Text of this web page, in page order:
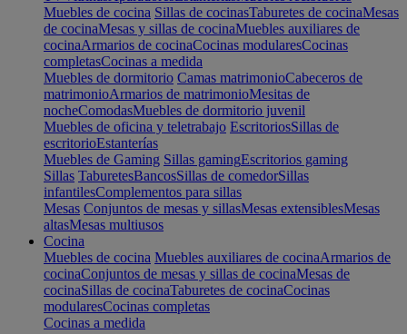
Muebles de cocina Sillas de cocinasTaburetes de cocinaMesas
de cocinaMesas y sillas de cocinaMuebles auxiliares de
cocinaArmarios de cocinaCocinas modularesCocinas
completasCocinas a medida
Muebles de dormitorio Camas matrimonioCabeceros de
matrimonioArmarios de matrimonioMesitas de
nocheComodasMuebles de dormitorio juvenil
Muebles de oficina y teletrabajo EscritoriosSillas de
escritorioEstanterías
Muebles de Gaming Sillas gamingEscritorios gaming
Sillas TaburetesBancosSillas de comedorSillas
infantilesComplementos para sillas
Mesas Conjuntos de mesas y sillasMesas extensiblesMesas
altasMesas multiusos
Cocina
Muebles de cocina Muebles auxiliares de cocinaArmarios de
cocinaConjuntos de mesas y sillas de cocinaMesas de
cocinaSillas de cocinaTaburetes de cocinaCocinas
modularesCocinas completas
Cocinas a medida